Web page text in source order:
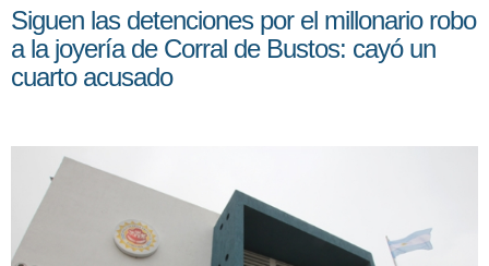
Siguen las detenciones por el millonario robo
a la joyería de Corral de Bustos: cayó un
cuarto acusado